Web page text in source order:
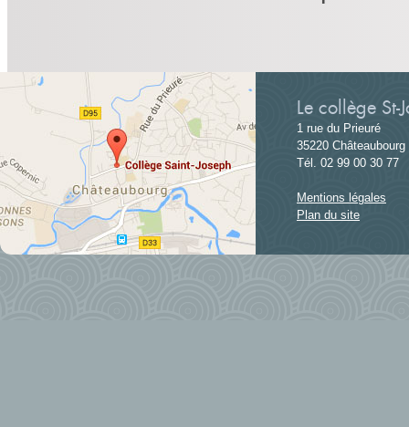
Le collège St-
1 rue du Prieuré
35220 Châteaubourg
Tél. 02 99 00 30 77
Mentions légales
Plan du site